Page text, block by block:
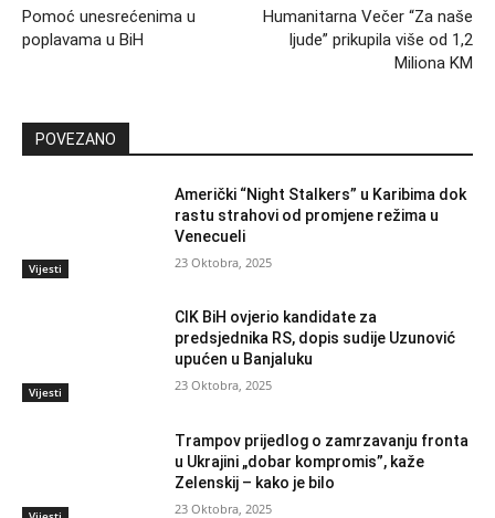
Pomoć unesrećenima u
poplavama u BiH
Humanitarna Večer “Za naše
ljude” prikupila više od 1,2
Miliona KM
POVEZANO
Vijesti
Američki “Night Stalkers” u Karibima dok
rastu strahovi od promjene režima u
Venecueli
23 Oktobra, 2025
Vijesti
CIK BiH ovjerio kandidate za
predsjednika RS, dopis sudije Uzunović
upućen u Banjaluku
23 Oktobra, 2025
Trampov prijedlog o zamrzavanju fronta
u Ukrajini „dobar kompromis”, kaže
Zelenskij – kako je bilo
23 Oktobra, 2025